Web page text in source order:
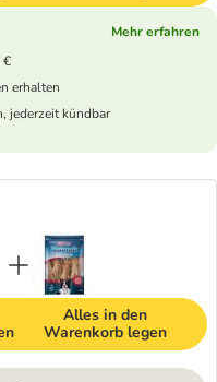
Mehr erfahren
€
erhalten
jederzeit kündbar
Alles in den
Warenkorb legen